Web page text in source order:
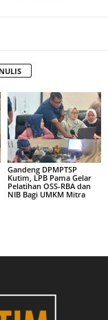
Gandeng DPMPTSP
Kutim, LPB Pama Gelar
Pelatihan OSS-RBA dan
NIB Bagi UMKM Mitra